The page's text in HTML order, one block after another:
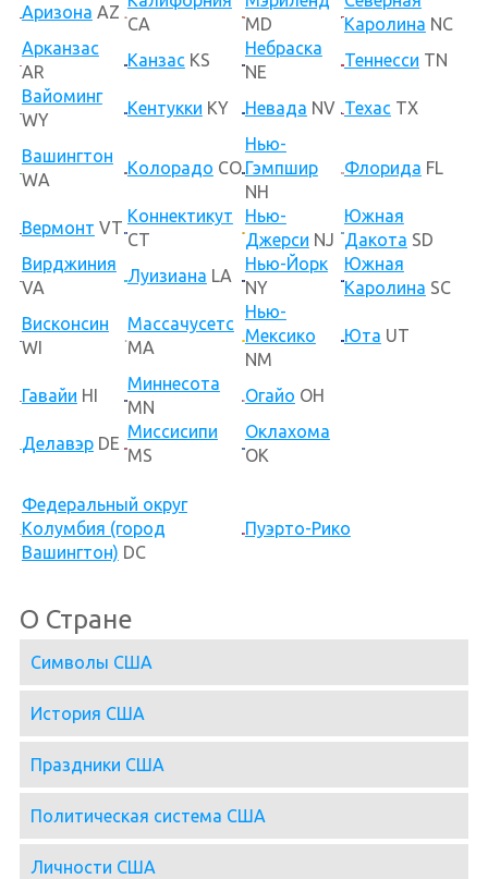
Аризона AZ
CA
MD
Каролина NC
Арканзас
AR
Канзас KS
Небраска
NE
Теннесси TN
Вайоминг
WY
Кентукки KY Невада NV Техас TX
Вашингтон
WA
Колорадо CO
Нью-
Гэмпшир
NH
Флорида FL
Вермонт VT
Коннектикут
CT
Нью-
Джерси NJ
Южная
Дакота SD
Вирджиния
VA
Луизиана LA
Нью-Йорк
NY
Южная
Каролина SC
Висконсин
WI
Массачусетс
MA
Нью-
Мексико
NM
Юта UT
Гавайи HI
Миннесота
MN
Огайо OH
Делавэр DE
Миссисипи
MS
Оклахома
OK
Федеральный округ
Колумбия (город
Вашингтон) DC
Пуэрто-Рико
О Стране
Символы США
История США
Праздники США
Политическая система США
Личности США